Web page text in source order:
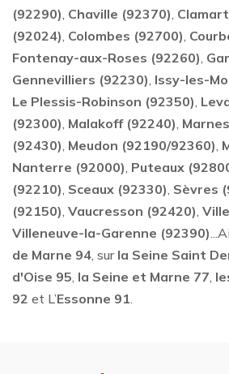
(92290) Chaville (92370)
(92024) Colombes (92700)
Fontenay-aux-Roses (92260)
Gennevilliers (92230) Issy-les-
Le Plessis-Robinson (92350)
(92300) Malakoff (92240)
(92430) Meudon (92190/92360)
Nanterre (92000) Puteaux
(92210) Sceaux (92330) Sèvres
(92150) Vaucresson (92420)
Villeneuve-la-Garenne (92390)
de Marne 94 , sur la Seine Saint
d'Oise 95 la Seine et Marne 77
92 et L’Essonne 91